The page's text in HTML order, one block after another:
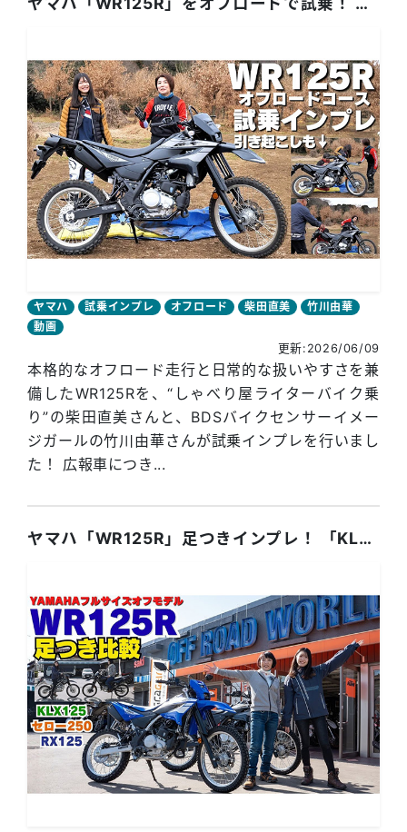
ヤマハ 試乗インプレ オフロード 柴田直美
竹川由華
動画
更新:2026/06/09
本格的なオフロード走行と日常的な扱いやすさを兼
備したWR125Rを、“しゃべり屋ライターバイク乗
り”の柴田直美さんと、BDSバイクセンサーイメー
ジガールの竹川由華さんが試乗インプレを行いまし
た！ 広報車につき...
ヤマハ「WR125R」足つきインプレ！ 「KLX125」「セロー250」「RX125」との足つき比較も！